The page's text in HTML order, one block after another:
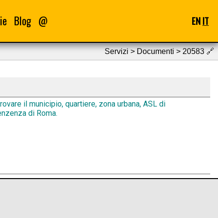
Blog @ ENIT
Servizi > Documenti > 20583 🔗
il municipio, quartiere, zona urbana, ASL di
di Roma.